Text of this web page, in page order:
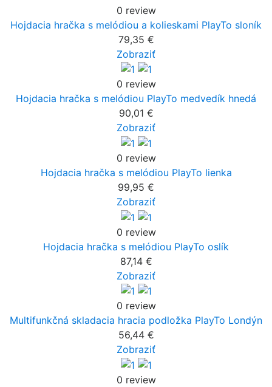
0 review
Hojdacia hračka s melódiou a kolieskami PlayTo sloník
79,35 €
Zobraziť
0 review
Hojdacia hračka s melódiou PlayTo medvedík hnedá
90,01 €
Zobraziť
0 review
Hojdacia hračka s melódiou PlayTo lienka
99,95 €
Zobraziť
0 review
Hojdacia hračka s melódiou PlayTo oslík
87,14 €
Zobraziť
0 review
Multifunkčná skladacia hracia podložka PlayTo Londýn
56,44 €
Zobraziť
0 review